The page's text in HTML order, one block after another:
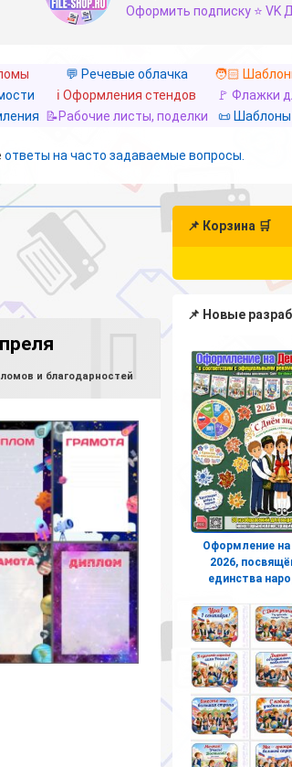
Оформить подписку ⭐ VK
💬 Речевые облачка
🧑🏻
ℹ️ Оформления стендов
🚩 Флажки
📝Рабочие листы, поделки 📜
ответы на часто задаваемые вопросы.
и благодарностей
📌 Корзина 🛒
📌 Новые
Оформление на
2026,
единства